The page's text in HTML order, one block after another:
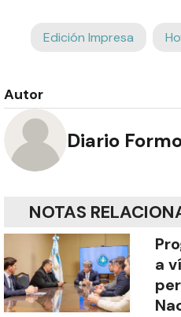
Edición Impresa
Autor
Diario
NOTAS
a